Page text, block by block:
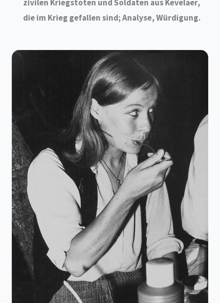
zivilen Kriegstoten und Soldaten aus Kevelaer,
die im Krieg gefallen sind; Analyse, Würdigung.